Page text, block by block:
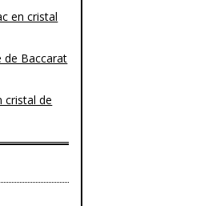
en cristal
de Baccarat
cristal de